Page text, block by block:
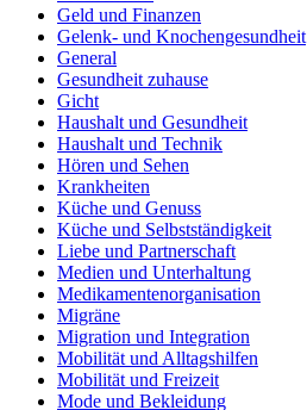
Geld und Finanzen
Gelenk- und Knochengesundheit
General
Gesundheit zuhause
Gicht
Haushalt und Gesundheit
Haushalt und Technik
Hören und Sehen
Krankheiten
Küche und Genuss
Küche und Selbstständigkeit
Liebe und Partnerschaft
Medien und Unterhaltung
Medikamentenorganisation
Migräne
Migration und Integration
Mobilität und Alltagshilfen
Mobilität und Freizeit
Mode und Bekleidung